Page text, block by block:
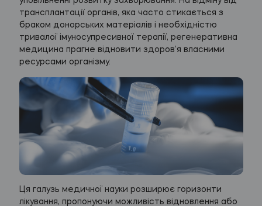
трансплантації органів, яка часто стикається з
браком донорських матеріалів і необхідністю
тривалої імуносупресивної терапії, регенеративна
медицина прагне відновити здоров’я власними
ресурсами організму.
Ця галузь медичної науки розширює горизонти
лікування, пропонуючи можливість відновлення або